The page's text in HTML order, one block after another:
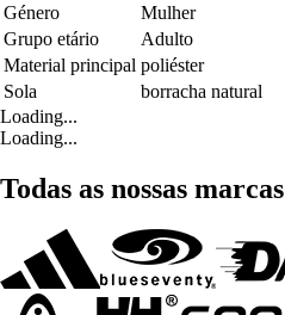
Género
Mulher
Grupo etário
Adulto
Material principal poliéster
Sola
borracha natural
Loading...
Loading...
Todas as nossas marcas